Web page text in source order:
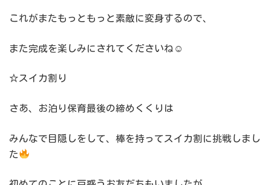
これがまたもっともっと素敵に変身するので、
また完成を楽しみにされてくださいね☺
☆スイカ割り
さあ、お泊り保育最後の締めくくりは
みんなで目隠しをして、棒を持ってスイカ割に挑戦しまし
た